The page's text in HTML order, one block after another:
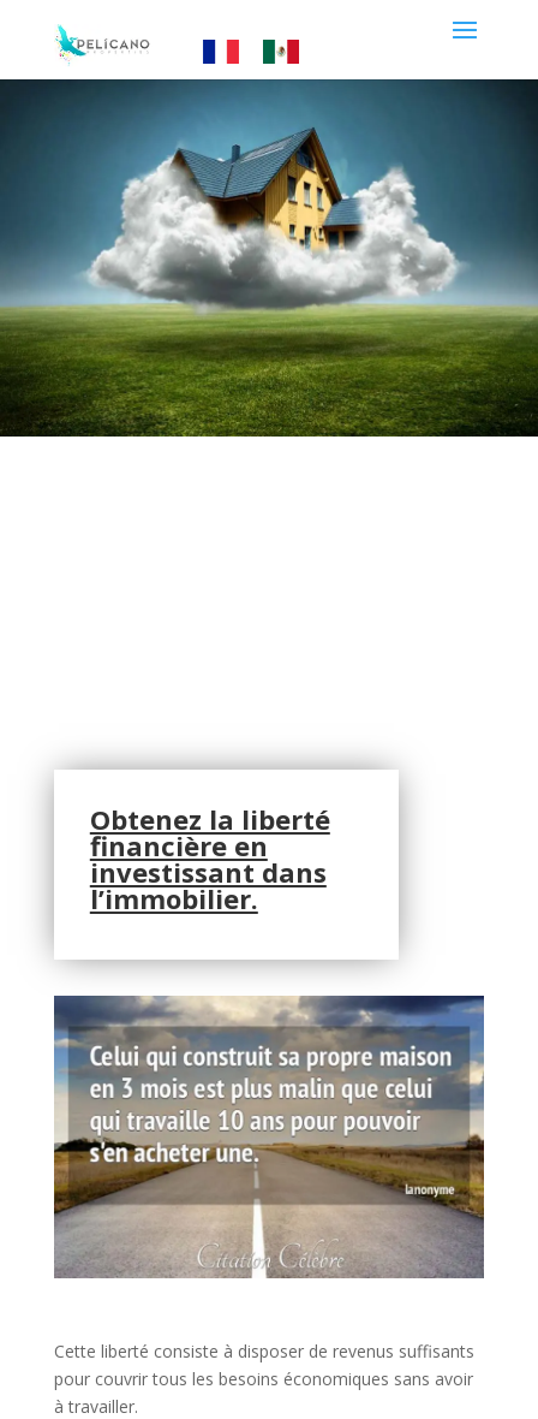
Obtenez la liberté
financière en
investissant dans
l’immobilier.
Cette liberté consiste à disposer de revenus suffisants
pour couvrir tous les besoins économiques sans avoir
à travailler.